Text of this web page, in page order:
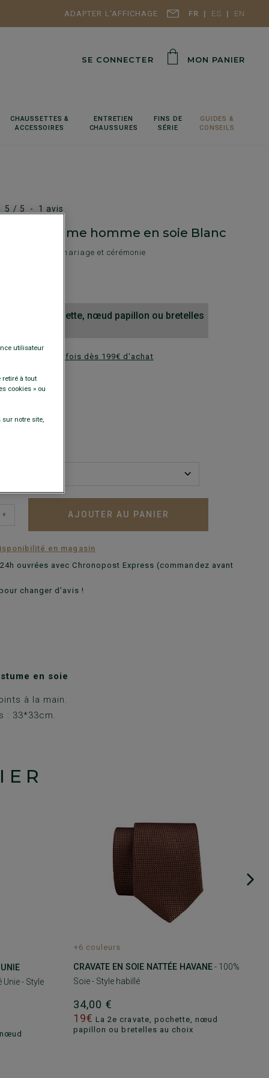
FR ES EN
ADAPTER L'AFFICHAGE
SE CONNECTER MON PANIER
CHAUSSETTES &
ACCESSOIRES
ENTRETIEN
CHAUSSURES
FINS DE
SÉRIE
GUIDES &
CONSEILS
5 / 5 - 1 avis
de costume homme en soie Blanc
- Costume mariage et cérémonie
cravate, pochette, nœud papillon ou bretelles
en plusieurs fois dès 199€ d'achat
+ AJOUTER AU PANIER
en magasin
ouvrées avec Chronopost Express (commandez avant
changer d'avis !
en soie
à la main.
: 33*33cm.
- Style
+6 couleurs
CRAVATE EN SOIE NATTÉE HAVANE- 100%
Soie - Style habillé
34,00 €
19€ La 2e cravate, pochette, nœud
papillon ou bretelles au choix
utilisateur
à tout
cookies » ou
notre site,